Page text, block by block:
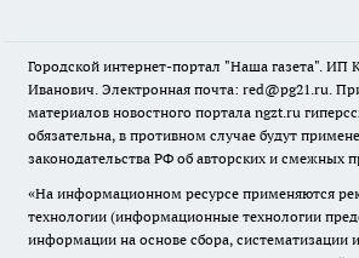
Городской интернет-портал "Наша газета". ИП
Иванович. Электронная почта: red@pg21.ru.
материалов новостного портала ngzt.ru
обязательна, в противном случае будут
законодательства РФ об авторских и смежных
«На информационном ресурсе применяются
технологии (информационные технологии
информации на основе сбора, систематизации